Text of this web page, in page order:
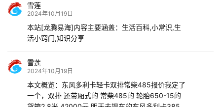
雪莲
2024年10月19日
本站[龙腾易海]内容主要涵盖：生活百科,小常识,生
活小窍门,知识分享
雪莲
2024年10月19日
本文概览：东风多利卡轻卡双排常柴485报价我定了
一个，双排 还带厢式的 常柴485的 轮胎650-15的